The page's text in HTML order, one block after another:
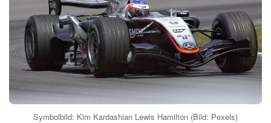
Symbolbild: Kim Kardashian Lewis Hamilton (Bild: Pexels)